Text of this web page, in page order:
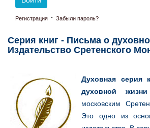
Регистрация · Забыли пароль?
Серия книг - Письма о
Издательство Сретенского
Духовная серия
духовной
московским
Это одно из